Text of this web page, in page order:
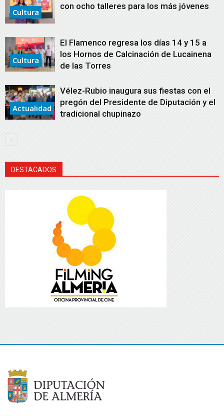
Cultura
con ocho talleres para los más jóvenes
Cultura
El Flamenco regresa los días 14 y 15 a
los Hornos de Calcinación de Lucainena
de las Torres
Actualidad
Vélez-Rubio inaugura sus fiestas con el
pregón del Presidente de Diputación y el
tradicional chupinazo
DESTACADOS